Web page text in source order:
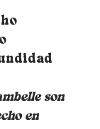
son
en